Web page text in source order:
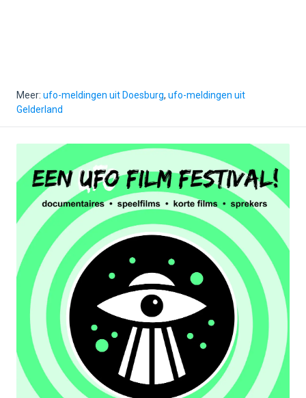
Meer: ufo-meldingen uit Doesburg, ufo-meldingen uit
Gelderland